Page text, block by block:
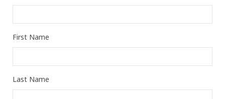
First Name
Last Name